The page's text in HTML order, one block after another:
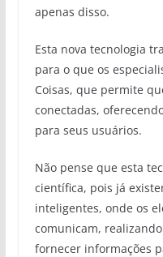
apenas disso.
Esta nova tecnologia
para o que os
Coisas, que permite
conectadas,
para seus usuários.
Não pense que esta
científica, pois já
inteligentes, onde os
comunicam,
fornecer informações